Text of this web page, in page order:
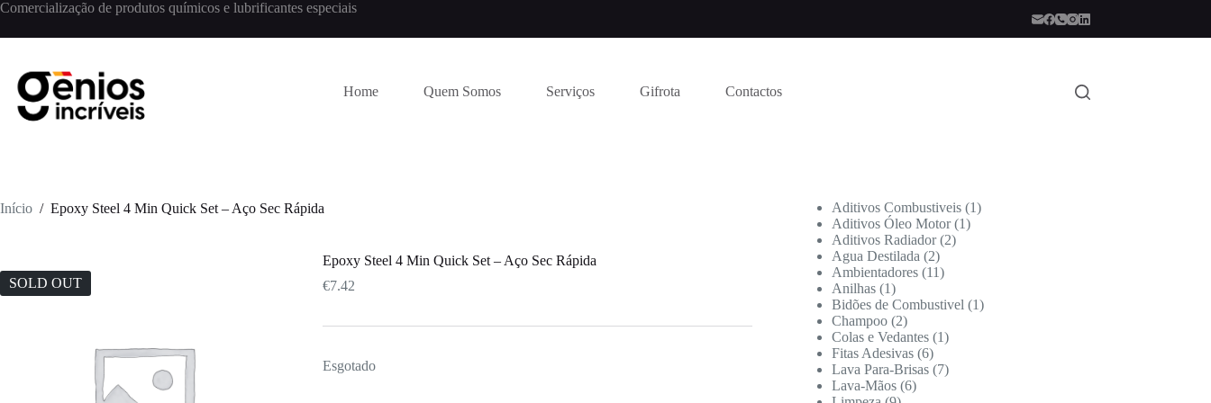
Comercialização de produtos químicos e lubrificantes especiais
Home Quem Somos Serviços Gifrota Contactos
Início / Epoxy Steel 4 Min Quick Set – Aço Sec Rápida
SOLD OUT
Epoxy Steel 4 Min Quick Set – Aço Sec Rápida
€7.42
Esgotado
Aditivos Combustiveis 1
Aditivos Óleo Motor 1
Aditivos Radiador 2
Agua Destilada
2
Ambientadores 11
Anilhas 1
Bidões de Combustivel
1
Champoo 2
Colas e Vedantes 1
Fitas Adesivas 6
Lava Para-Brisas 7
Lava-Mãos 6